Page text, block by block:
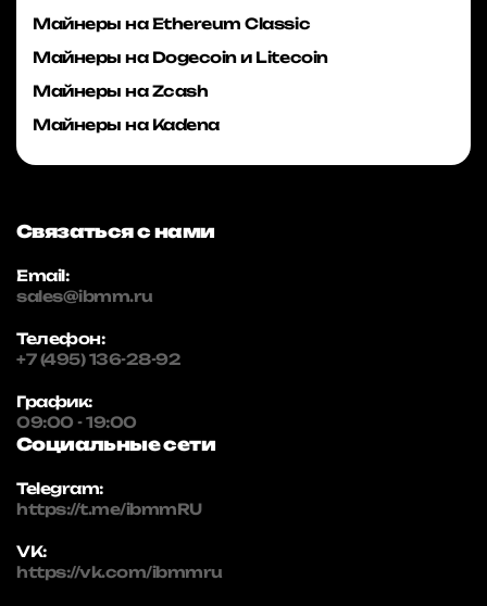
Майнеры на Ethereum Classic
Майнеры на Dogecoin и Litecoin
Майнеры на Zcash
Майнеры на Kadena
Связаться с нами
Email:
sales@ibmm.ru
Телефон:
+7 (495) 136-28-92
График:
09:00 - 19:00
Социальные сети
Telegram:
https://t.me/ibmmRU
VK:
https://vk.com/ibmmru